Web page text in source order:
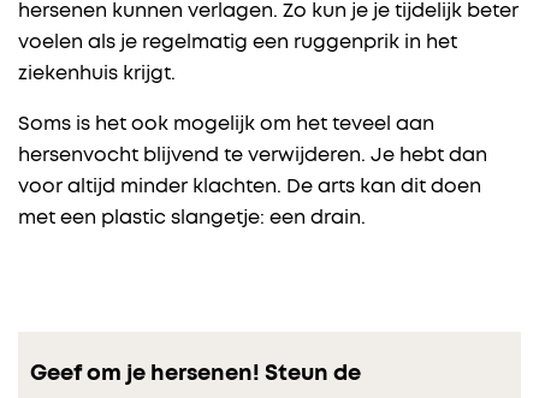
hersenen kunnen verlagen. Zo kun je je tijdelijk beter
voelen als je regelmatig een ruggenprik in het
ziekenhuis krijgt.
Soms is het ook mogelijk om het teveel aan
hersenvocht blijvend te verwijderen. Je hebt dan
voor altijd minder klachten. De arts kan dit doen
met een plastic slangetje: een drain.
Geef om je hersenen! Steun de